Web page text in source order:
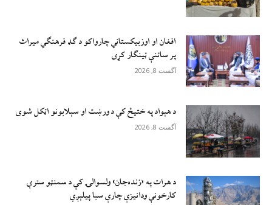
افغان او اوزبیکستاني چارواکو د ګډ فرهنګي میراث
پر ساتنې ټینګار کړی
آگست 8, 2026
د هېواد په ختیځ کې د ورښت او سېلابونو اټکل شوی
آگست 8, 2026
د هرات په «زنده‌جان» ولسوالۍ کې د سمنټو سترې
کارخونې ودانیزې چارې سبا پیلېږي